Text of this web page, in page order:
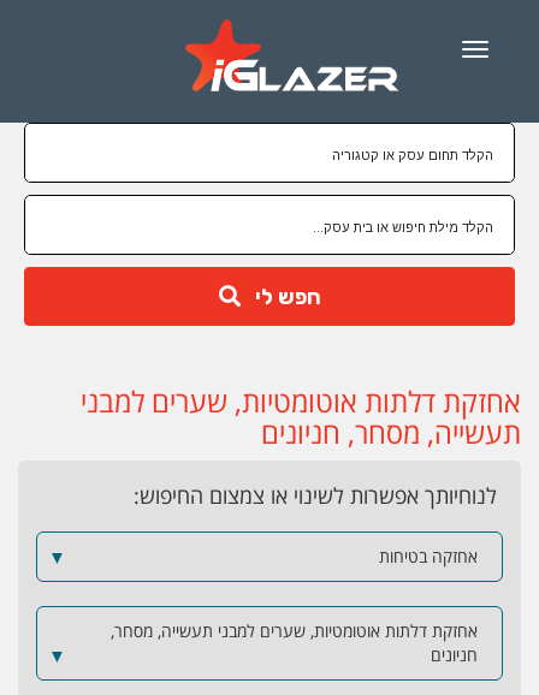
Menu
חפש לי
אחזקת דלתות אוטומטיות, שערים למבני
תעשייה, מסחר, חניונים
לנוחיותך אפשרות לשינוי או צמצום החיפוש:
אחזקה בטיחות ▼
אחזקת דלתות אוטומטיות, שערים למבני תעשייה, מסחר,
חניונים
▼